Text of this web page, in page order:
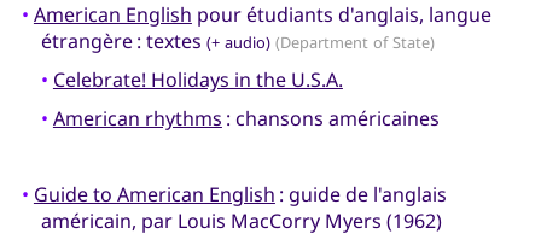
• American English pour étudiants d'anglais, langue
étrangère : textes (+ audio) (Department of State)
• Celebrate! Holidays in the U.S.A.
• American rhythms : chansons américaines
• Guide to American English : guide de l'anglais
américain, par Louis MacCorry Myers (1962)